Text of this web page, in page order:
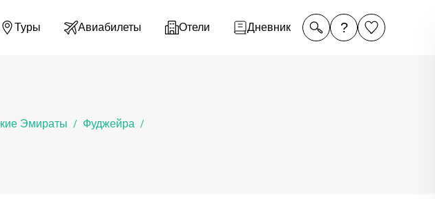
Туры Авиабилеты Отели Дневник ?
Эмираты / Фуджейра /